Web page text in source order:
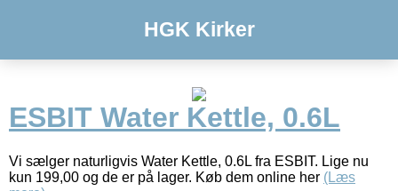
HGK Kirker
ESBIT Water Kettle, 0.6L
Vi sælger naturligvis Water Kettle, 0.6L fra ESBIT. Lige nu
kun 199,00 og de er på lager. Køb dem online her (Læs